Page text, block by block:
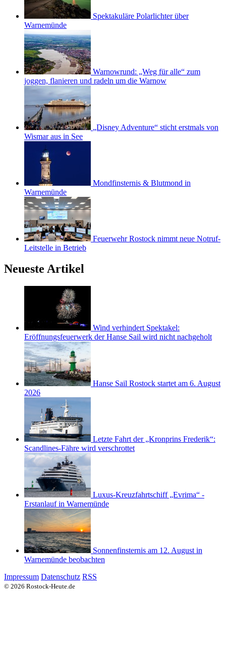
Spektakuläre Polarlichter über
Warnemünde
Warnowrund: „Weg für alle“ zum
joggen, flanieren und radeln um die Warnow
„Disney Adventure“ sticht erstmals von
Wismar aus in See
Mondfinsternis & Blutmond in
Warnemünde
Feuerwehr Rostock nimmt neue Notruf-
Leitstelle in Betrieb
Neueste Artikel
Wind verhindert Spektakel:
Eröffnungsfeuerwerk der Hanse Sail wird nicht nachgeholt
Hanse Sail Rostock startet am 6. August
2026
Letzte Fahrt der „Kronprins Frederik“:
Scandlines-Fähre wird verschrottet
Luxus-Kreuzfahrtschiff „Evrima“ -
Erstanlauf in Warnemünde
Sonnenfinsternis am 12. August in
Warnemünde beobachten
Impressum Datenschutz RSS
© 2026 Rostock-Heute.de